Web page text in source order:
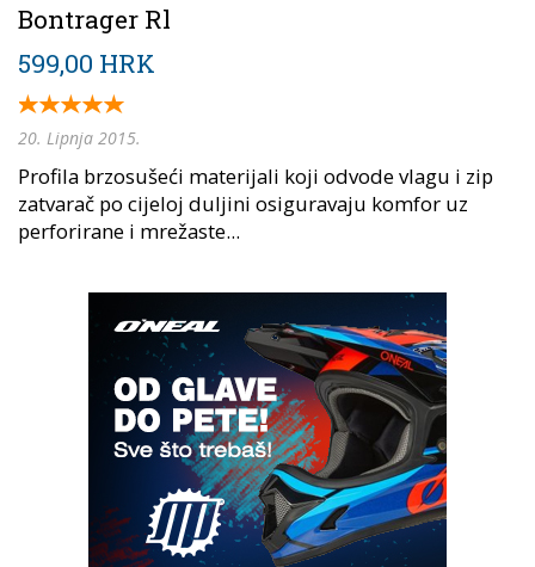
Bontrager Rl
599,00 HRK
20. Lipnja 2015.
Profila brzosušeći materijali koji odvode vlagu i zip
zatvarač po cijeloj duljini osiguravaju komfor uz
perforirane i mrežaste...